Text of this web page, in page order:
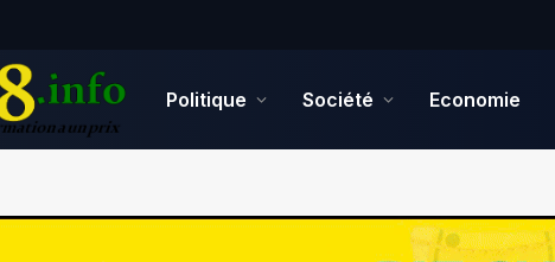
Politique Société Economie